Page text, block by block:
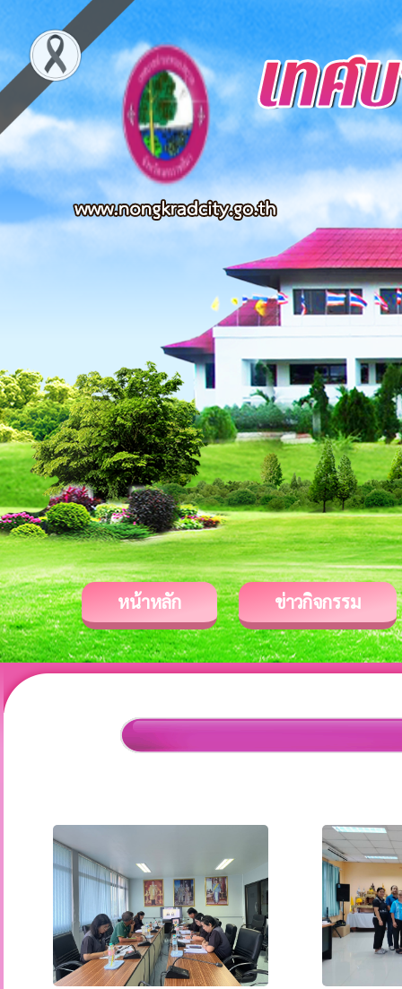
หน้าหลัก ข่าวกิจกรรม